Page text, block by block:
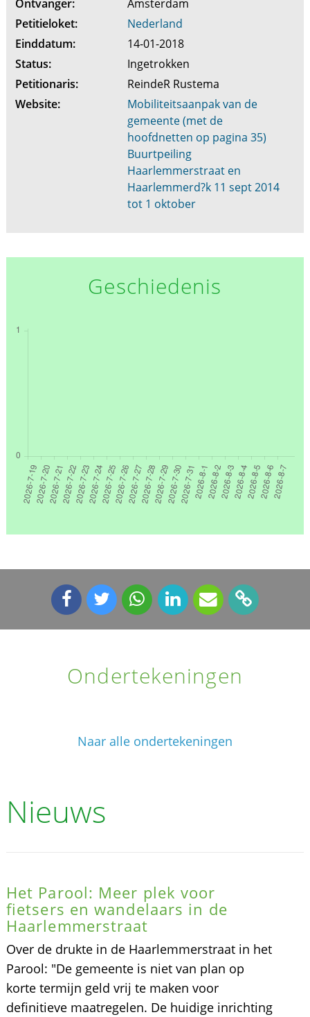
Ontvanger:
Amsterdam
Petitieloket:
Nederland
Einddatum:
14-01-2018
Status:
Ingetrokken
Petitionaris:
ReindeR Rustema
Website:
Mobiliteitsaanpak van de
gemeente (met de
hoofdnetten op pagina 35)
Buurtpeiling
Haarlemmerstraat en
Haarlemmerd?k 11 sept 2014
tot 1 oktober
Geschiedenis
Ondertekeningen
Naar alle ondertekeningen
Nieuws
Het Parool: Meer plek voor
fietsers en wandelaars in de
Haarlemmerstraat
Over de drukte in de Haarlemmerstraat in het
Parool: "De gemeente is niet van plan op
korte termijn geld vrij te maken voor
definitieve maatregelen. De huidige inrichting